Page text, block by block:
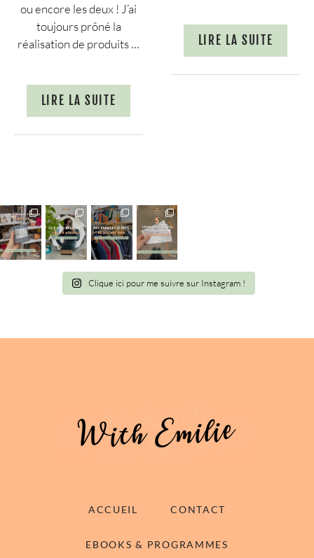
ou encore les deux ! J’ai
toujours prôné la
réalisation de produits …
LIRE LA SUITE
LIRE LA SUITE
Clique ici pour me suivre sur Instagram !
ACCUEIL CONTACT
EBOOKS & PROGRAMMES